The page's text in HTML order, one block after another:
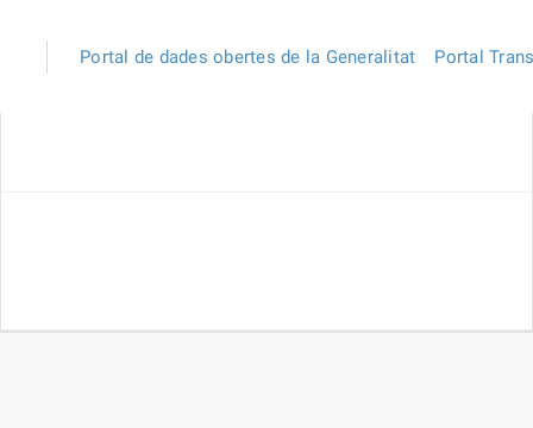
Portal de dades obertes de la Generalitat Portal